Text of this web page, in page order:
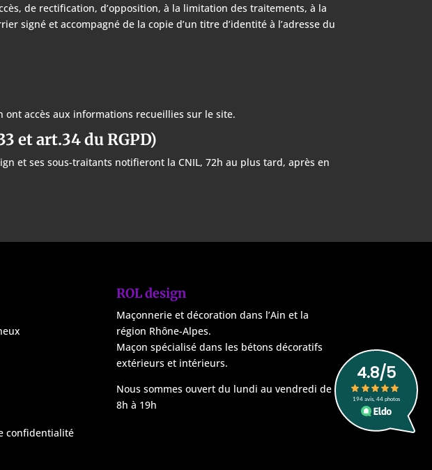
de rectification, d’opposition, à la limitation des traitements, à la
signé et accompagné de la copie d’un titre d’identité à l’adresse du
ont accès aux informations recueillies sur le site.
et art.34 du RGPD)
et ses sous-traitants notifieront la CNIL, 72h au plus tard, après en
confidentialité
ROL design
Maçonnerie et décoration dans l’Ain et la
région Rhône-Alpes.
Maçon spécialisé dans les bétons décoratifs
extérieurs et intérieurs.
Nous sommes ouvert du lundi au vendredi de
8h à 19h